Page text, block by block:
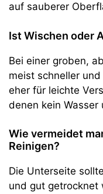
auf sauberer
Ist Wischen oder
Bei einer groben,
meist schneller
eher für leichte
denen kein
Wie vermeidet
Reinigen?
Die Unterseite
und gut getrocknet